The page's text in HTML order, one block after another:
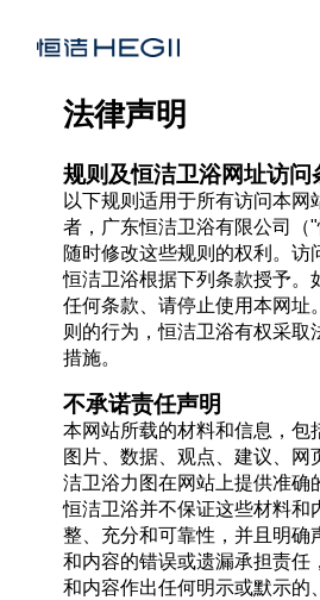
法律声明
规则及恒洁卫浴网址访问
以下规则适用于所有访问本网
者，广东恒洁卫浴有限公司（
随时修改这些规则的权利。访
恒洁卫浴根据下列条款授予。
任何条款、请停止使用本网址
则的行为，恒洁卫浴有权采取
措施。
不承诺责任声明
本网站所载的材料和信息，包
图片、数据、观点、建议、网
洁卫浴力图在网站上提供准确
恒洁卫浴并不保证这些材料和
整、充分和可靠性，并且明确
和内容的错误或遗漏承担责任
和内容作出任何明示或默示的